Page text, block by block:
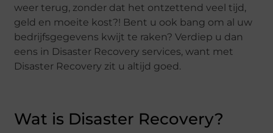
weer terug, zonder dat het ontzettend veel tijd,
geld en moeite kost?! Bent u ook bang om al uw
bedrijfsgegevens kwijt te raken? Verdiep u dan
eens in Disaster Recovery services, want met
Disaster Recovery zit u altijd goed.
Wat is Disaster Recovery?